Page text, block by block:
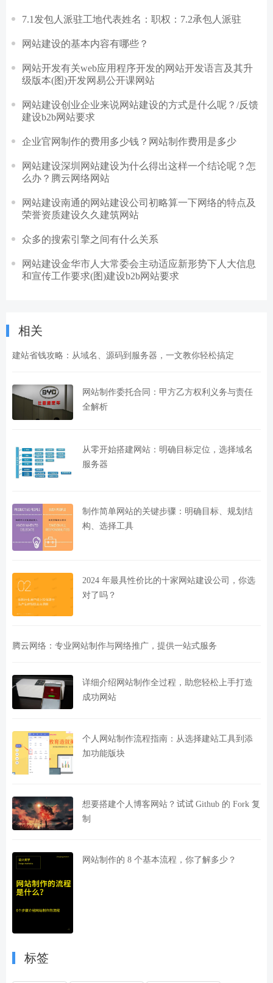
7.1发包人派驻工地代表姓名：职权：7.2承包人派驻
网站建设的基本内容有哪些？
网站开发有关web应用程序开发的网站开发语言及其升
级版本(图)开发网易公开课网站
网站建设创业企业来说网站建设的方式是什么呢？/反馈
建设b2b网站要求
企业官网制作的费用多少钱？网站制作费用是多少
网站建设深圳网站建设为什么得出这样一个结论呢？怎
么办？腾云网络网站
网站建设南通的网站建设公司初略算一下网络的特点及
荣誉资质建设久久建筑网站
众多的搜索引擎之间有什么关系
网站建设金华市人大常委会主动适应新形势下人大信息
和宣传工作要求(图)建设b2b网站要求
相关
建站省钱攻略：从域名、源码到服务器，一文教你轻松搞定
网站制作委托合同：甲方乙方权利义务与责任
全解析
从零开始搭建网站：明确目标定位，选择域名
服务器
制作简单网站的关键步骤：明确目标、规划结
构、选择工具
2024 年最具性价比的十家网站建设公司，你选
对了吗？
腾云网络：专业网站制作与网络推广，提供一站式服务
详细介绍网站制作全过程，助您轻松上手打造
成功网站
个人网站制作流程指南：从选择建站工具到添
加功能版块
想要搭建个人博客网站？试试 Github 的 Fork 复
制
网站制作的 8 个基本流程，你了解多少？
标签